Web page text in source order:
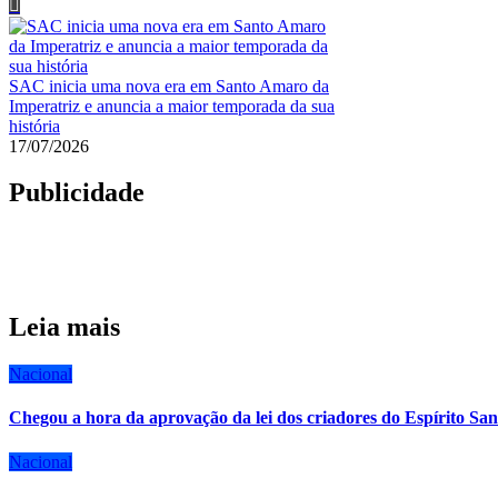
SAC inicia uma nova era em Santo Amaro da
Imperatriz e anuncia a maior temporada da sua
história
17/07/2026
Publicidade
Leia mais
Nacional
Chegou a hora da aprovação da lei dos criadores do Espírito
Nacional